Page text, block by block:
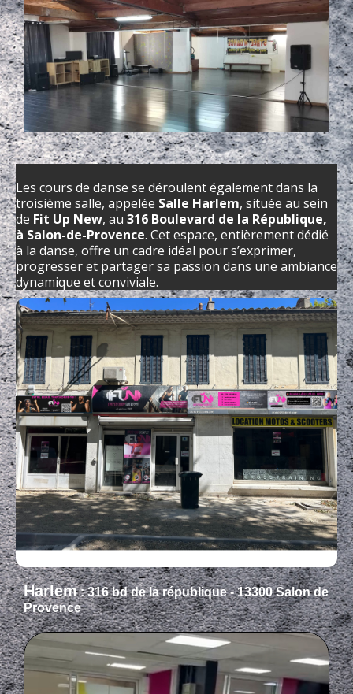
Les cours de danse se déroulent également dans la
troisième salle, appelée Salle Harlem, située au sein
de Fit Up New, au 316 Boulevard de la République,
à Salon-de-Provence. Cet espace, entièrement dédié
à la danse, offre un cadre idéal pour s’exprimer,
progresser et partager sa passion dans une ambiance
dynamique et conviviale.
Harlem: 316 bd de la république - 13300 Salon de
Provence